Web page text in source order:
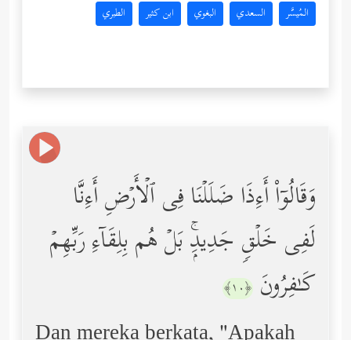
المُيسَّر السعدي البغوي ابن كثير الطبري
وَقَالُوۤاْ أَءِذَا ضَلَلۡنَا فِی ٱلۡأَرۡضِ أَءِنَّا
لَفِی خَلۡقࣲ جَدِیدِۭۚ بَلۡ هُم بِلِقَاۤءِ رَبِّهِمۡ
كَـٰفِرُونَ ﴿١٠﴾